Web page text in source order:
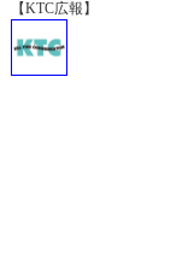
【KTC広報】